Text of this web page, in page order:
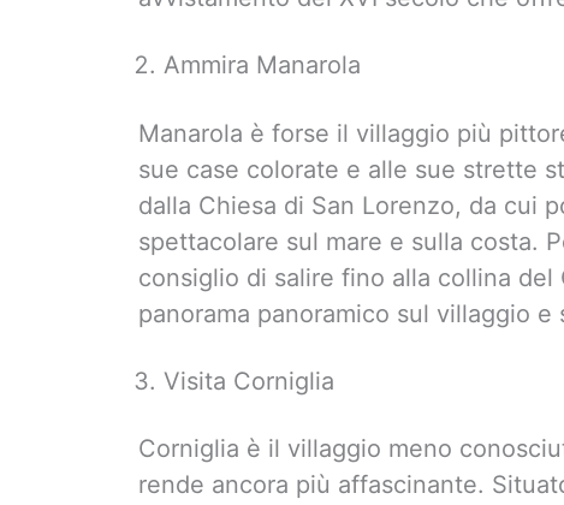
Ammira Manarola
Manarola è forse il villaggio più
sue case colorate e alle sue strette
dalla Chiesa di San Lorenzo, da cui
spettacolare sul mare e sulla costa.
consiglio di salire fino alla collina
panorama panoramico sul villaggio e
Visita Corniglia
Corniglia è il villaggio meno
rende ancora più affascinante.